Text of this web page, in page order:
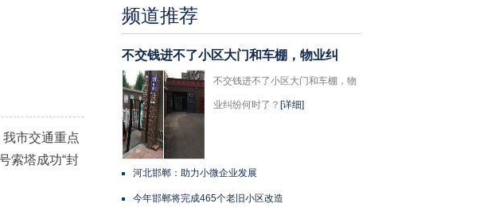
市交通重点
索塔成功“封
频道推荐
不交钱进不了小区大门和车棚，物业纠
不交钱进不了小区大门和车棚，物
业纠纷何时了？ [详细]
河北邯郸：助力小微企业发展
今年邯郸将完成465个老旧小区改造